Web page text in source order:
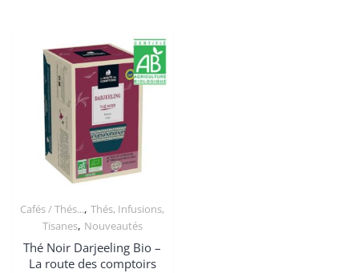
Cafés / Thés...,Thés, Infusions,
Tisanes, Nouveautés
Thé Noir Darjeeling Bio –
La route des comptoirs